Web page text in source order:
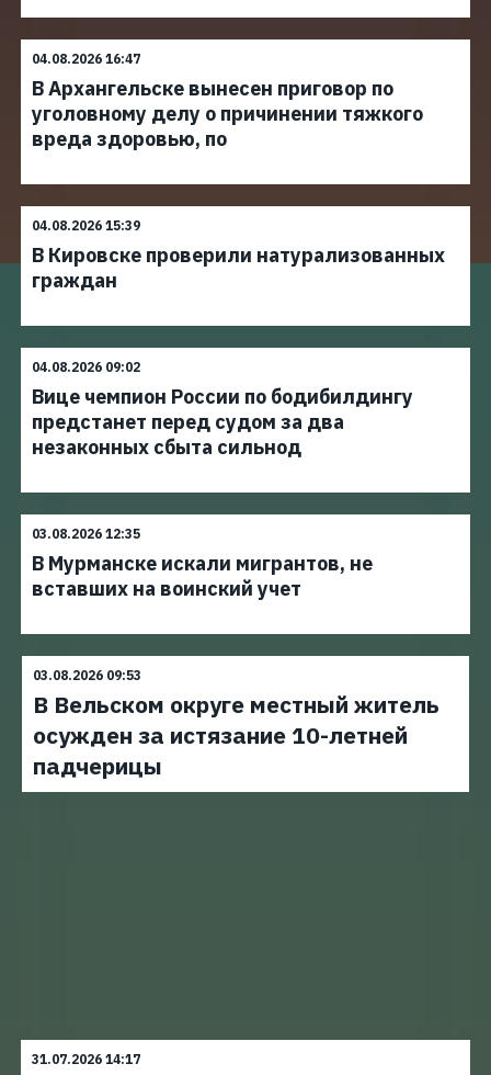
04.08.2026 16:47
В Архангельске вынесен приговор по
уголовному делу о причинении тяжкого
вреда здоровью, по
04.08.2026 15:39
В Кировске проверили натурализованных
граждан
04.08.2026 09:02
Вице чемпион России по бодибилдингу
предстанет перед судом за два
незаконных сбыта сильнод
03.08.2026 12:35
В Мурманске искали мигрантов, не
вставших на воинский учет
03.08.2026 09:53
В Вельском округе местный житель
осужден за истязание 10-летней
падчерицы
31.07.2026 14:17